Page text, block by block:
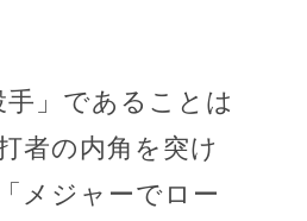
」であることは
者の内角を突け
メジャーでロー